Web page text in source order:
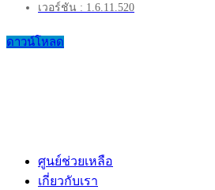
เวอร์ชัน : 1.6.11.520
ดาวน์โหลด
ศูนย์ช่วยเหลือ
เกี่ยวกับเรา